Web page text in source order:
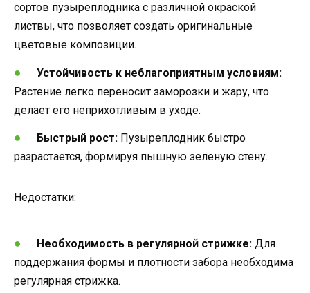
сортов пузыреплодника с различной окраской
листвы, что позволяет создать оригинальные
цветовые композиции.
Устойчивость к неблагоприятным условиям:
Растение легко переносит заморозки и жару, что
делает его неприхотливым в уходе.
Быстрый рост: Пузыреплодник быстро
разрастается, формируя пышную зеленую стену.
Недостатки:
Необходимость в регулярной стрижке: Для
поддержания формы и плотности забора необходима
регулярная стрижка.